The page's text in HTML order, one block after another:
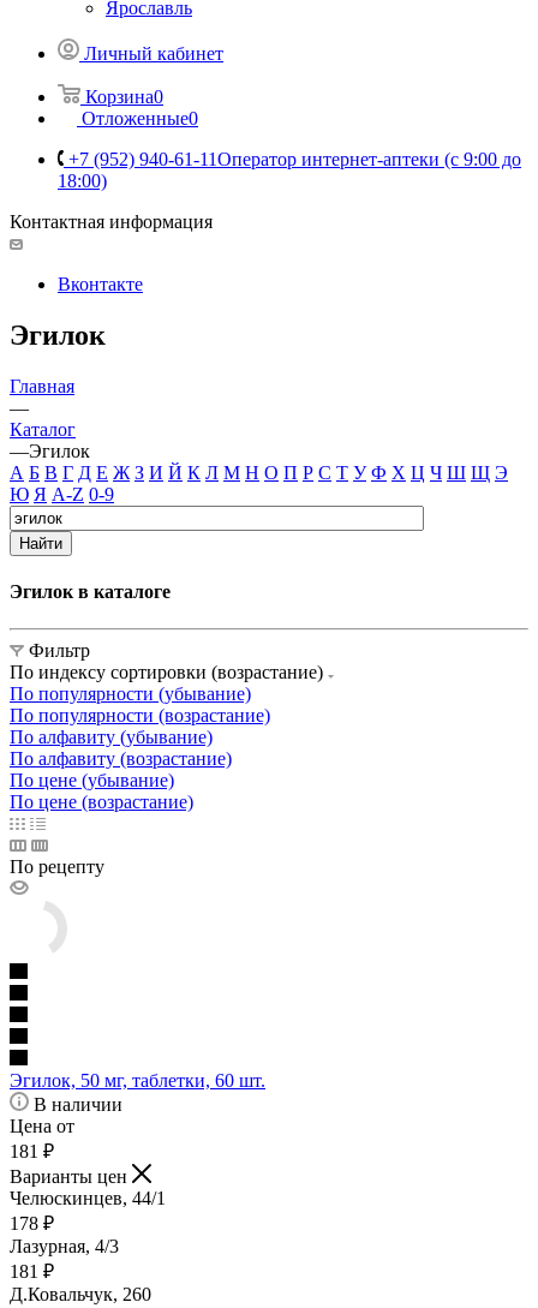
Ярославль
Личный кабинет
Корзина0
Отложенные0
+7 (952) 940-61-11Оператор интернет-аптеки (с 9:00 до
18:00)
Контактная информация
Вконтакте
Эгилок
Главная
—
Каталог
—Эгилок
А Б В Г Д Е Ж З И Й К Л М Н О П Р С Т У Ф Х Ц Ч Ш Щ Э
Ю Я A-Z 0-9
Найти
Эгилок в каталоге
Фильтр
По индексу сортировки (возрастание)
По популярности (убывание)
По популярности (возрастание)
По алфавиту (убывание)
По алфавиту (возрастание)
По цене (убывание)
По цене (возрастание)
По рецепту
Эгилок, 50 мг, таблетки, 60 шт.
В наличии
Цена от
181 ₽
Варианты цен
Челюскинцев, 44/1
178 ₽
Лазурная, 4/3
181 ₽
Д.Ковальчук, 260